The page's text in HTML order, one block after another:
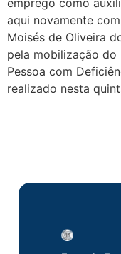
aqui novamente
Moisés de Oliveira
pela mobilização do
Pessoa com
realizado nesta